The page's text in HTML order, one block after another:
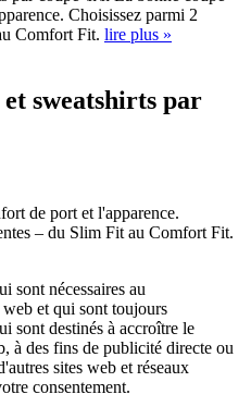
Choisissez parmi 2
Comfort Fit. lire plus »
sweatshirts par
de port et l'apparence.
– du Slim Fit au Comfort Fit.
sont nécessaires au
et qui sont toujours
sont destinés à accroître le
à des fins de publicité directe ou
sites web et réseaux
consentement.